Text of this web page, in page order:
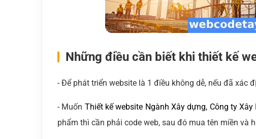
Những điều cần biết khi thiết kế
- Để phát triển website là 1 điều không dễ, nếu đã xác
- Muốn Thiết kế website Ngành Xây dựng, Công ty Xây
phẩm thì cần phải code web, sau đó mua tên miền và